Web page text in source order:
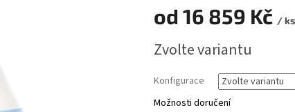
od 16 859 Kč / ks
cena:
Zvolte variantu
Konfigurace
Možnosti doručení